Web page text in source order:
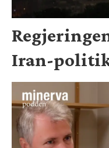
Iran-